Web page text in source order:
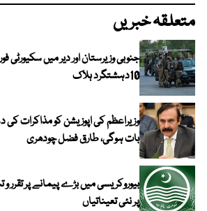
متعلقہ خبریں
جنوبی وزیرستان اور دیر میں سکیورٹی
10دہشتگرد ہلاک
وزیراعظم کی اپوزیشن کو مذاکرات کی
بات ہوگی، طارق فضل چودھری
بیوروکریسی میں بڑے پیمانے پر تقرر
پر نئی تعیناتیاں